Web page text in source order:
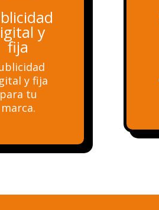
y
fija
y fija
para tu
marca.